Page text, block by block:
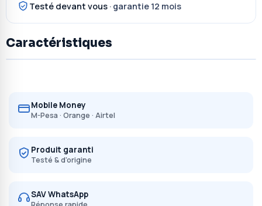
Testé devant vous · garantie 12 mois
Caractéristiques
Mobile Money
M-Pesa · Orange · Airtel
Produit garanti
Testé & d'origine
SAV WhatsApp